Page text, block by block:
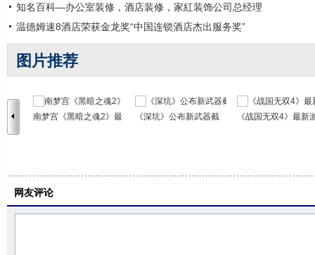
知名百科―办公室装修，酒店装修，家紅装饰公司总经理
温德姆速8酒店荣获金龙奖“中国连锁酒店杰出服务奖”
图片推荐
南梦宫《黑暗之魂2》最 《深坑》公布新武器截 《战国无双4》最新
网友评论